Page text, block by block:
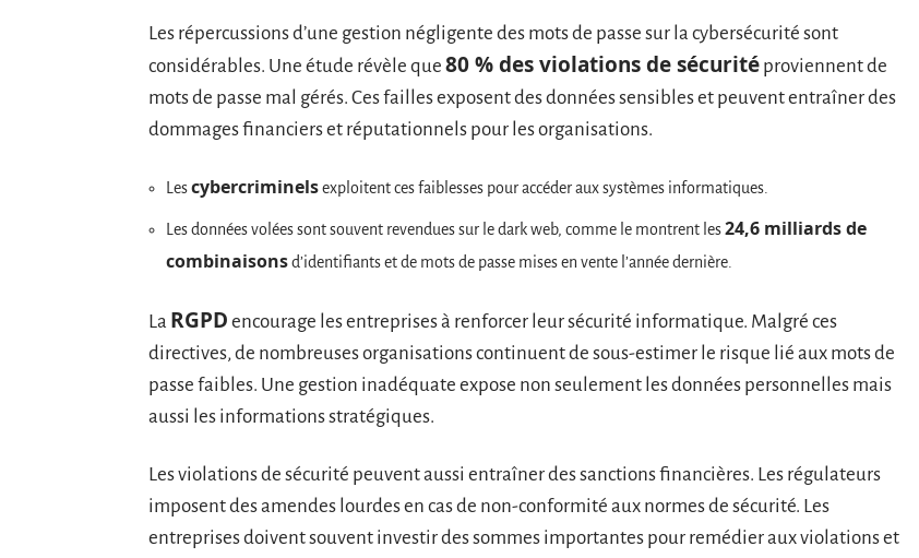
Les répercussions d’une gestion négligente des mots de passe sur la cybersécurité sont
considérables. Une étude révèle que 80 % des violations de sécurité proviennent de
mots de passe mal gérés. Ces failles exposent des données sensibles et peuvent entraîner des
dommages financiers et réputationnels pour les organisations.
Lescybercriminelsexploitent ces faiblesses pour accéder aux systèmes informatiques.
Les données volées sont souvent revendues sur le dark web, comme le montrent les24,6 milliards de
combinaisonsd’identifiants et de mots de passe mises en vente l’année dernière.
La RGPD encourage les entreprises à renforcer leur sécurité informatique. Malgré ces
directives, de nombreuses organisations continuent de sous-estimer le risque lié aux mots de
passe faibles. Une gestion inadéquate expose non seulement les données personnelles mais
aussi les informations stratégiques.
Les violations de sécurité peuvent aussi entraîner des sanctions financières. Les régulateurs
imposent des amendes lourdes en cas de non-conformité aux normes de sécurité. Les
entreprises doivent souvent investir des sommes importantes pour remédier aux violations et